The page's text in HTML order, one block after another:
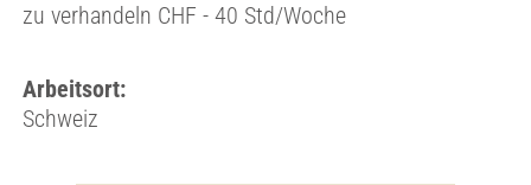
zu verhandeln CHF - 40 Std/Woche
Arbeitsort:
Schweiz